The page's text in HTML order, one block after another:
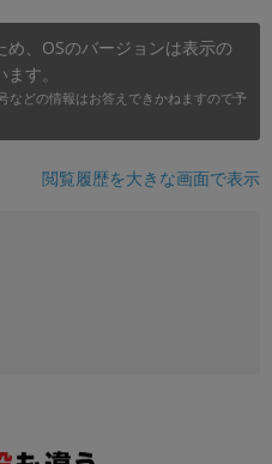
、OSのバージョンは表示の
す。
などの情報はお答えできかねますので予
閲覧履歴を大きな画面で表示